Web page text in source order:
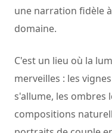
une narration fidèle
domaine.
C'est un lieu où la
merveilles : les
s'allume, les ombres
compositions